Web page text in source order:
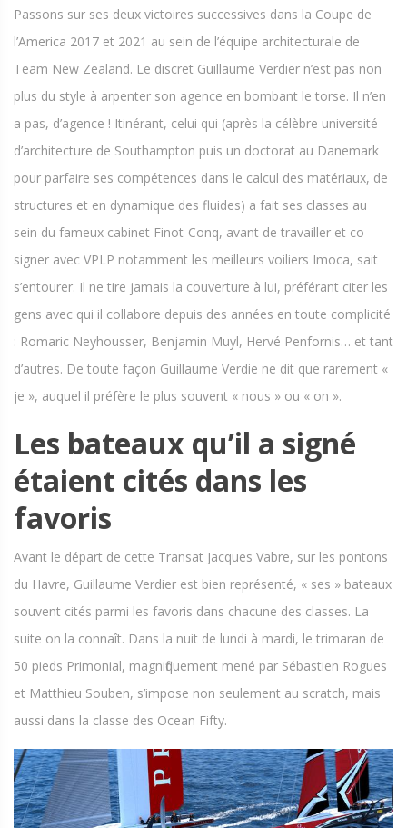
Passons sur ses deux victoires successives dans la Coupe de
l’America 2017 et 2021 au sein de l’équipe architecturale de
Team New Zealand. Le discret Guillaume Verdier n’est pas non
plus du style à arpenter son agence en bombant le torse. Il n’en
a pas, d’agence ! Itinérant, celui qui (après la célèbre université
d’architecture de Southampton puis un doctorat au Danemark
pour parfaire ses compétences dans le calcul des matériaux, de
structures et en dynamique des fluides) a fait ses classes au
sein du fameux cabinet Finot-Conq, avant de travailler et co-
signer avec VPLP notamment les meilleurs voiliers Imoca, sait
s’entourer. Il ne tire jamais la couverture à lui, préférant citer les
gens avec qui il collabore depuis des années en toute complicité
: Romaric Neyhousser, Benjamin Muyl, Hervé Penfornis… et tant
d’autres. De toute façon Guillaume Verdie ne dit que rarement «
je », auquel il préfère le plus souvent « nous » ou « on ».
Les bateaux qu’il a signé
étaient cités dans les
favoris
Avant le départ de cette Transat Jacques Vabre, sur les pontons
du Havre, Guillaume Verdier est bien représenté, « ses » bateaux
souvent cités parmi les favoris dans chacune des classes. La
suite on la connaît. Dans la nuit de lundi à mardi, le trimaran de
50 pieds Primonial, magnifiquement mené par Sébastien Rogues
et Matthieu Souben, s’impose non seulement au scratch, mais
aussi dans la classe des Ocean Fifty.